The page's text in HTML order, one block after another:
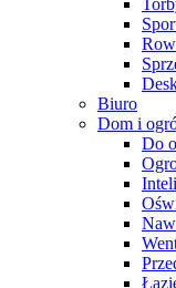
Biuro
Dom i
Do